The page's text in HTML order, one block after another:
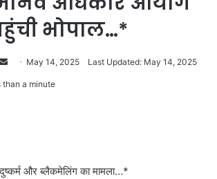
भोपाल…*
Send May 14, 2025 Last Updated: May 14, 2025
than a minute
और ब्लैकमेलिंग का मामला…*